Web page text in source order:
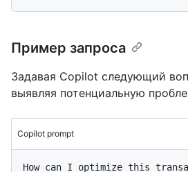
Пример запроса
Задавая Copilot следующий
выявляя потенциальную
Copilot prompt